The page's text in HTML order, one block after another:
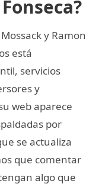
y Ramon
está
servicios
y
web aparece
por
se actualiza
que comentar
algo que